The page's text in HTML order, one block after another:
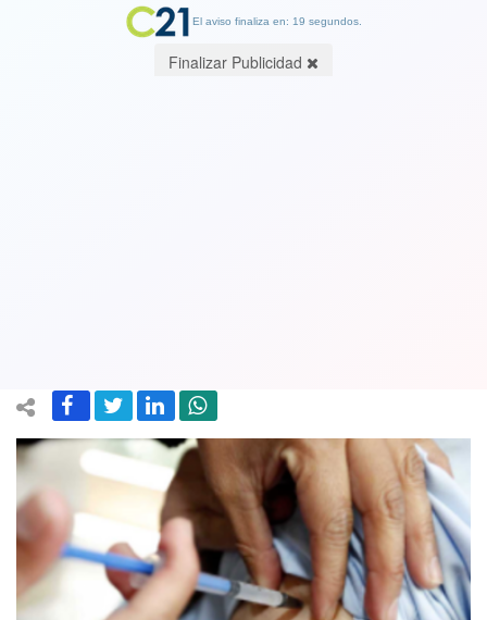
El aviso finaliza en: 19 segundos.
Finalizar Publicidad